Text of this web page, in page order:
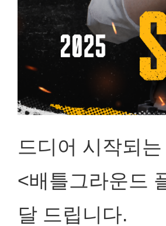
드디어 시작되
<배틀그라운드
달 드립니다.